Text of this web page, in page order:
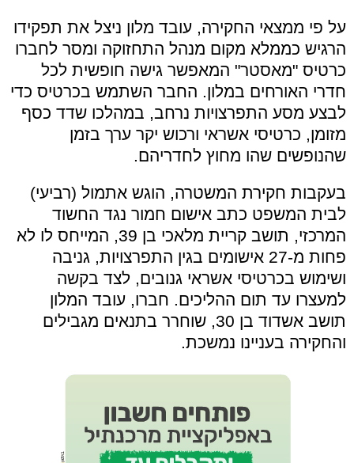
על פי ממצאי החקירה, עובד מלון ניצל את תפקידו
הרגיש כממלא מקום מנהל התחזוקה ומסר לחברו
כרטיס "מאסטר" המאפשר גישה חופשית לכל
חדרי האורחים במלון. החבר השתמש בכרטיס כדי
לבצע מסע התפרצויות נרחב, במהלכו שדד כסף
מזומן, כרטיסי אשראי ורכוש יקר ערך בזמן
שהנופשים שהו מחוץ לחדריהם.
בעקבות חקירת המשטרה, הוגש אתמול (רביעי)
לבית המשפט כתב אישום חמור נגד החשוד
המרכזי, תושב קריית מלאכי בן 39, המייחס לו לא
פחות מ-27 אישומים בגין התפרצויות, גניבה
ושימוש בכרטיסי אשראי גנובים, לצד בקשה
למעצרו עד תום ההליכים. חברו, עובד המלון
תושב אשדוד בן 30, שוחרר בתנאים מגבילים
והחקירה בעניינו נמשכת.